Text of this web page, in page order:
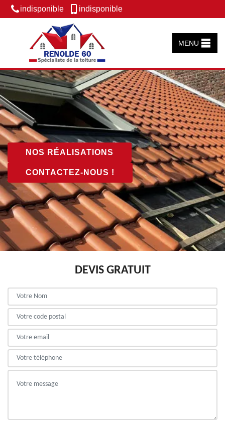
indisponible indisponible
MENU
NOS RÉALISATIONS
CONTACTEZ-NOUS !
DEVIS GRATUIT